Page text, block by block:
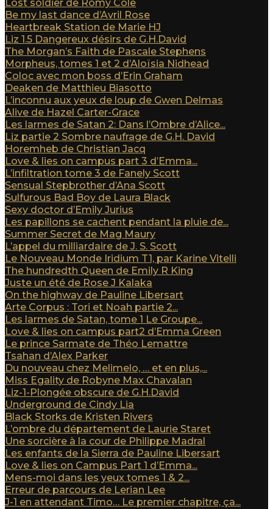
Lost soldier de Romy Cole
Be my last dance d’Avril Rose
Heartbreak Station de Marie HJ
Liz 1.5 Dangereux désirs de G.H.David
The Morgan’s Faith de Pascale Stephens
Morpheus, tomes 1 et 2 d’Aloïsia Nidhead
Coloc avec mon boss d’Erin Graham
Deaken de Matthieu Biasotto
L’inconnu aux yeux de loup de Gwen Delmas
Alive de Hazel Carter-Grace
Les larmes de Satan 2: Dans l’Ombre d’Alice...
Liz partie 2 Sombre naufrage de G.H. David
Horemheb de Christian Jacq
Love & lies on campus part 3 d’Emma...
L’infiltration tome 3 de Fanely Scott
Sensual Stepbrother d’Ana Scott
Sulfurous Bad Boy de Laura Black
Sexy doctor d’Emily Jurius
Les papillons se cachent pendant la pluie de...
Summer Secret de Mag Maury
L’appel du milliardaire de J. S. Scott
Le Nouveau Monde Iridium T1, par Karine Vitelli
The hundredth Queen de Emily R King
Juste un été de Rose J Kalaka
On the highway de Pauline Libersart
Arte Corpus : Tori et Noah partie 2...
Les larmes de Satan, tome 1 Le Groupe...
Love & lies on campus part2 d’Emma Green
Le prince Sarmate de Théo Lemattre
Tsahan d’Alex Parker
Du nouveau chez Melimelo, … et en plus,...
Miss Egality de Robyne Max Chavalan
Liz-1-Plongée obscure de G.H.David
Underground de Cindy Lia
Black Storks de Kristen Rivers
L’ombre du département de Laurie Staret
Une sorcière à la cour de Philippe Madral
Les enfants de la Sierra de Pauline Libersart
Love & lies on Campus Part 1 d’Emma...
Mens-moi dans les yeux tomes 1 & 2...
Erreur de parcours de Lerian Lee
J-1 en attendant Timo… Le premier chapitre, ça...